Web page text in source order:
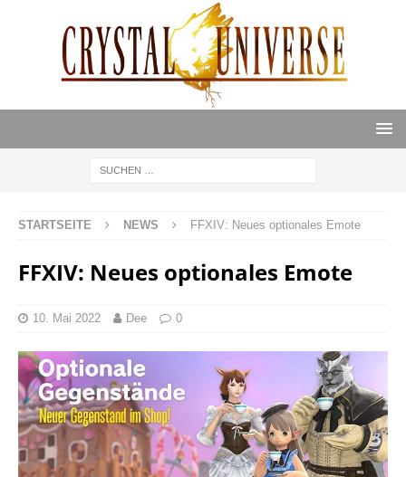
STARTSEITE NEWS FFXIV: Neues optionales Emote
FFXIV: Neues optionales Emote
10. Mai 2022 Dee 0